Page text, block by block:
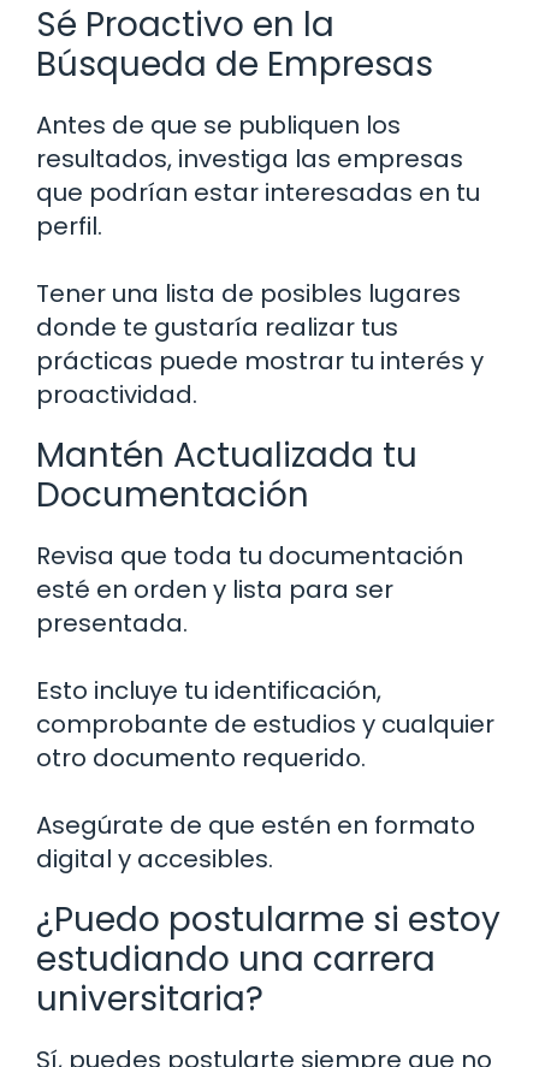
Sé Proactivo en la
Búsqueda de Empresas
Antes de que se publiquen los
resultados, investiga las empresas
que podrían estar interesadas en tu
perfil.
Tener una lista de posibles lugares
donde te gustaría realizar tus
prácticas puede mostrar tu interés y
proactividad.
Mantén Actualizada tu
Documentación
Revisa que toda tu documentación
esté en orden y lista para ser
presentada.
Esto incluye tu identificación,
comprobante de estudios y cualquier
otro documento requerido.
Asegúrate de que estén en formato
digital y accesibles.
¿Puedo postularme si estoy
estudiando una carrera
universitaria?
Sí, puedes postularte siempre que no